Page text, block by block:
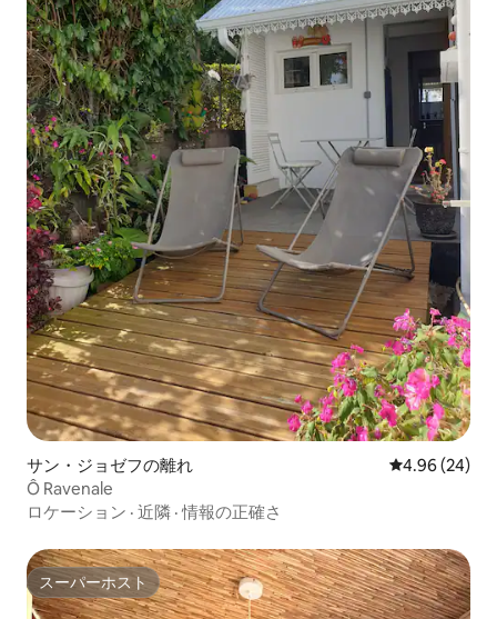
サン・ジョゼフの離れ レビュー24
4.96 (24)
Ô Ravenale
ロケーション · 近隣 ·情報の正確さ
スーパーホスト
スーパーホスト